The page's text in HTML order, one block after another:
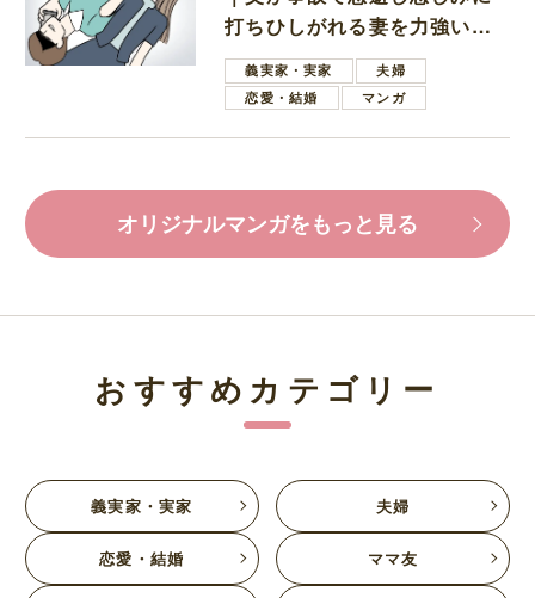
打ちひしがれる妻を力強い言
葉で励ます夫
義実家・実家
夫婦
恋愛・結婚
マンガ
オリジナルマンガをもっと見る
おすすめカテゴリー
義実家・実家 夫婦
恋愛・結婚 ママ友